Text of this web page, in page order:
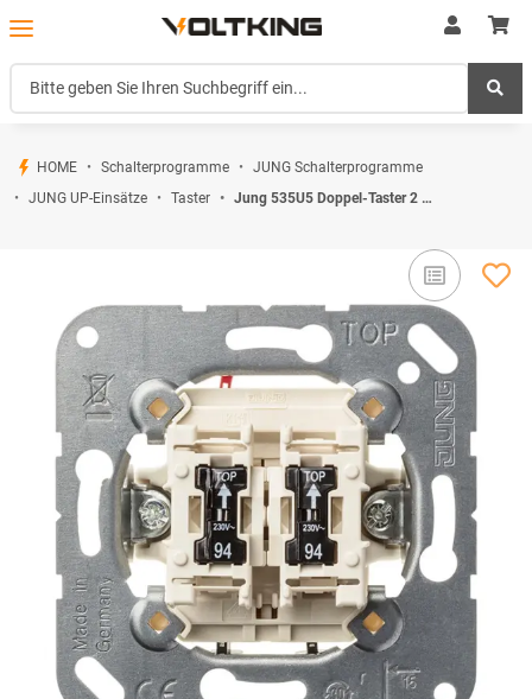
HOME Schalterprogramme
JUNG Schalterprogramme
JUNG UP-Einsätze
Taster Jung 535U5 Doppel-Taster 2 Schließer mit 2 Glimmlampen